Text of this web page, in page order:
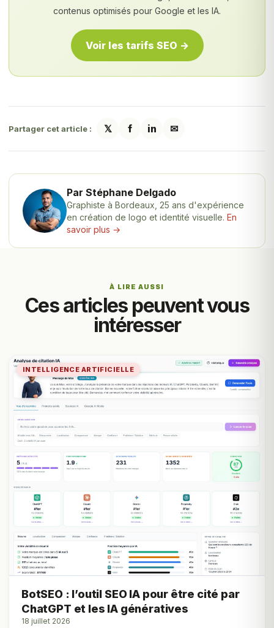
contenus optimisés pour Google et les IA.
Voir les tarifs SEO →
Partager cet article : 𝕏 f in ✉
Par Stéphane Delgado
Graphiste à Bordeaux, 25 ans d'expérience
en création de logo et identité visuelle. En
savoir plus →
À LIRE AUSSI
Ces articles peuvent vous
intéresser
INTELLIGENCE ARTIFICIELLE
BotSEO : l’outil SEO IA pour être cité par
ChatGPT et les IA génératives
18 juillet 2026